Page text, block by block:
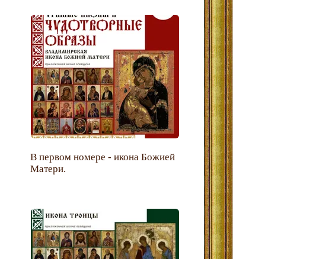
В первом номере - икона Божией
Матери.